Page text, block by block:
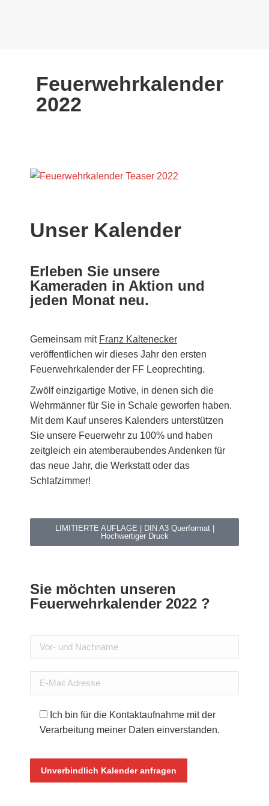
Feuerwehrkalender
2022
Unser Kalender
Erleben Sie unsere
Kameraden in Aktion und
jeden Monat neu.
Gemeinsam mit Franz Kaltenecker
veröffentlichen wir dieses Jahr den ersten
Feuerwehrkalender der FF Leoprechting.
Zwölf einzigartige Motive, in denen sich die
Wehrmänner für Sie in Schale geworfen haben.
Mit dem Kauf unseres Kalenders unterstützen
Sie unsere Feuerwehr zu 100% und haben
zeitgleich ein atemberaubendes Andenken für
das neue Jahr, die Werkstatt oder das
Schlafzimmer!
LIMITIERTE AUFLAGE | DIN A3 Querformat |
Hochwertiger Druck
Sie möchten unseren
Feuerwehrkalender 2022 ?
Ich bin für die Kontaktaufnahme mit der
Verarbeitung meiner Daten einverstanden.